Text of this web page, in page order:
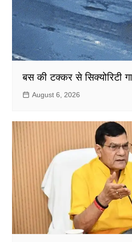
बस की टक्कर से सिक्योरिटी
August 6, 2026